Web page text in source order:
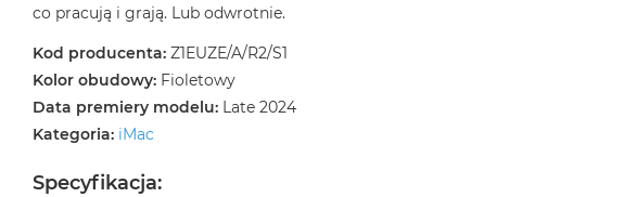
co pracują i grają. Lub odwrotnie.
Kod producenta: Z1EUZE/A/R2/S1
Kolor obudowy: Fioletowy
Data premiery modelu: Late 2024
Kategoria: iMac
Specyfikacja: